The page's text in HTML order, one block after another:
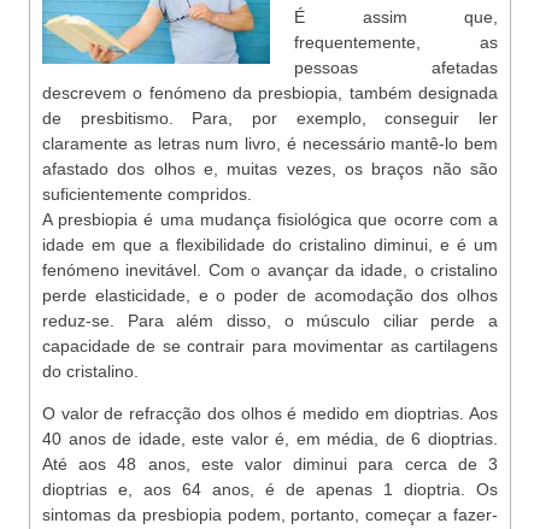
É assim que,
frequentemente, as
pessoas afetadas
descrevem o fenómeno da presbiopia, também designada
de presbitismo. Para, por exemplo, conseguir ler
claramente as letras num livro, é necessário mantê-lo bem
afastado dos olhos e, muitas vezes, os braços não são
suficientemente compridos.
A presbiopia é uma mudança fisiológica que ocorre com a
idade em que a flexibilidade do cristalino diminui, e é um
fenómeno inevitável. Com o avançar da idade, o cristalino
perde elasticidade, e o poder de acomodação dos olhos
reduz-se. Para além disso, o músculo ciliar perde a
capacidade de se contrair para movimentar as cartilagens
do cristalino.
O valor de refracção dos olhos é medido em dioptrias. Aos
40 anos de idade, este valor é, em média, de 6 dioptrias.
Até aos 48 anos, este valor diminui para cerca de 3
dioptrias e, aos 64 anos, é de apenas 1 dioptria. Os
sintomas da presbiopia podem, portanto, começar a fazer-